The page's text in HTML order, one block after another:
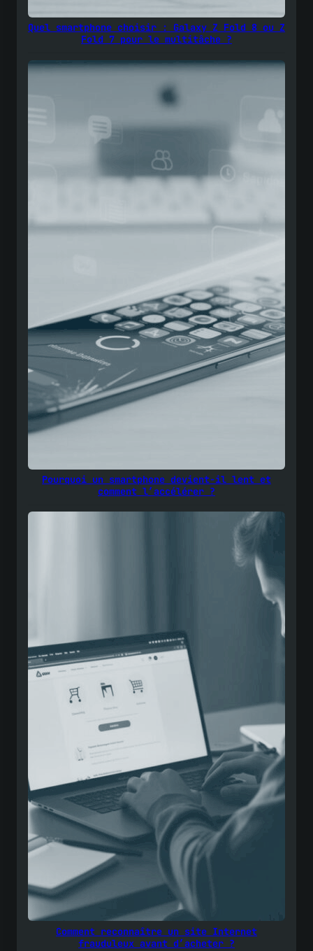
Quel smartphone choisir : Galaxy Z Fold 8 ou Z
Fold 7 pour le multitâche ?
Pourquoi un smartphone devient-il lent et
comment l’accélérer ?
Comment reconnaître un site Internet
frauduleux avant d’acheter ?